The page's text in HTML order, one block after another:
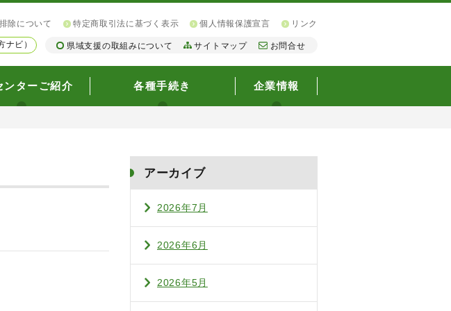
除について 特定商取引法に基づく表示 個人情報保護宣言 リンク
ナビ） 県域支援の取組みについて サイトマップ お問合せ
ンターご紹介 各種手続き 企業情報
アーカイブ
2026年7月
2026年6月
2026年5月